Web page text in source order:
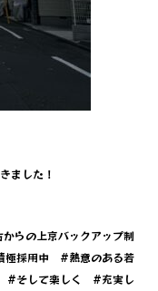
ました！
の上京バックアップ制
採用中 #熱意のある若
そして楽しく #充実し